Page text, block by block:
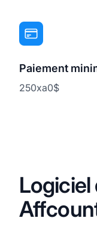
Paiement
250xa0$